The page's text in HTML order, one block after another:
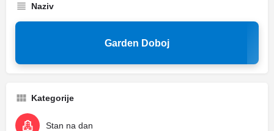
Naziv
Garden Doboj
Kategorije
Stan na dan